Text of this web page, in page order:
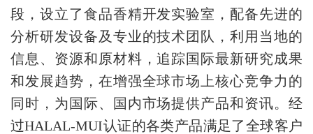
段，设立了食品香精开发实验室，配备先进的
分析研发设备及专业的技术团队，利用当地的
信息、资源和原材料，追踪国际最新研究成果
和发展趋势，在增强全球市场上核心竞争力的
同时，为国际、国内市场提供产品和资讯。经
过HALAL-MUI认证的各类产品满足了全球客户